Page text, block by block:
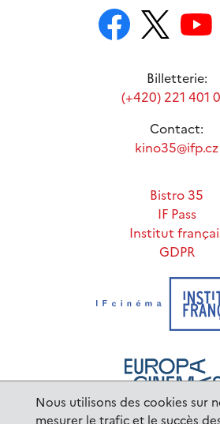
Nous utilisons des cookies sur
Billetterie:
(+420) 221 401
Contact:
kino35@ifp.cz
Bistro 35
IF Pass
Institut
GDPR